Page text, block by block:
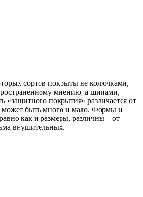
сортов покрыты не колючками,
мнению, а шипами,
«защитного покрытия» различается от
может быть много и мало. Формы и
как и размеры, различны – от
внушительных.